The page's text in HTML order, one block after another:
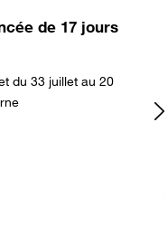
de 17 jours
du 33 juillet au 20